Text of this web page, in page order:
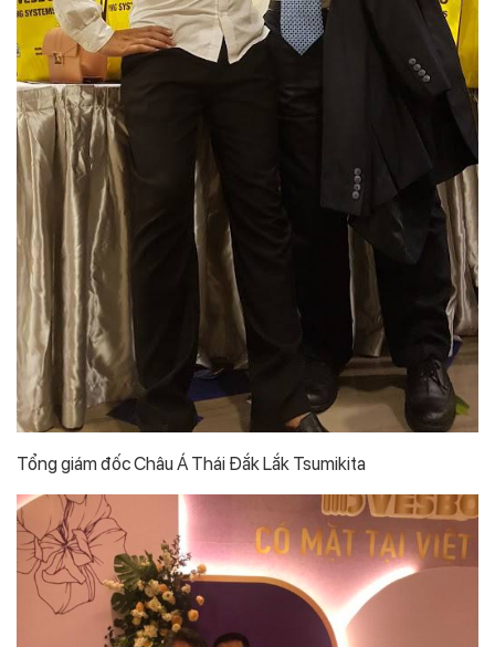
Tổng giám đốc Châu Á Thái Đắk Lắk Tsumikita